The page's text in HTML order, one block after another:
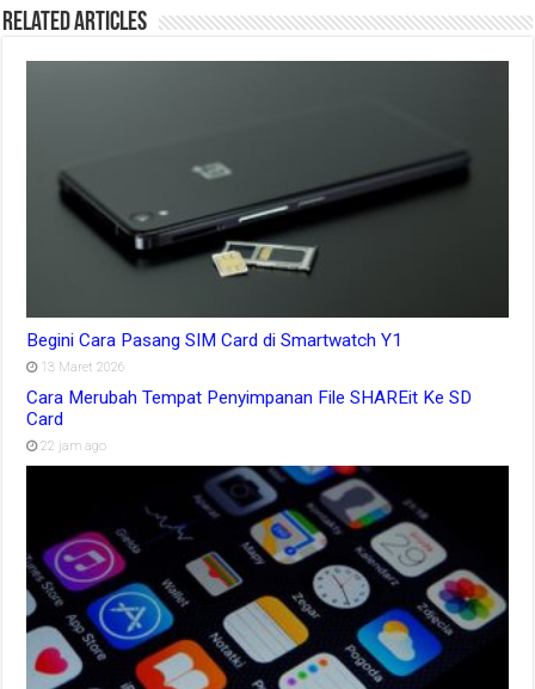
Related Articles
Begini Cara Pasang SIM Card di Smartwatch Y1
13 Maret 2026
Cara Merubah Tempat Penyimpanan File SHAREit Ke SD
Card
22 jam ago